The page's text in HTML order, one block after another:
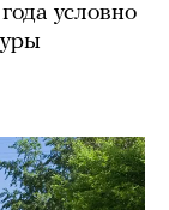
условно